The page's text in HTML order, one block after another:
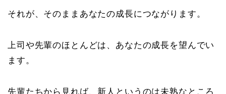
それが、そのままあなたの成長につながります。
上司や先輩のほとんどは、あなたの成長を望んでい
ます。
先輩たちから見れば、新人というのは未熟なところ